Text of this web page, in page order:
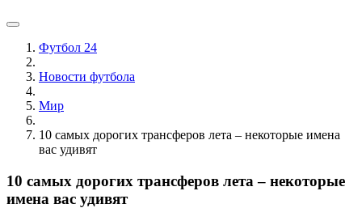
Футбол 24
Новости футбола
Мир
10 самых дорогих трансферов лета – некоторые имена
вас удивят
10 самых дорогих трансферов лета – некоторые
имена вас удивят